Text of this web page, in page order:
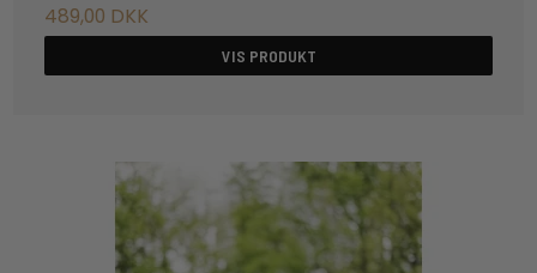
489,00 DKK
VIS PRODUKT